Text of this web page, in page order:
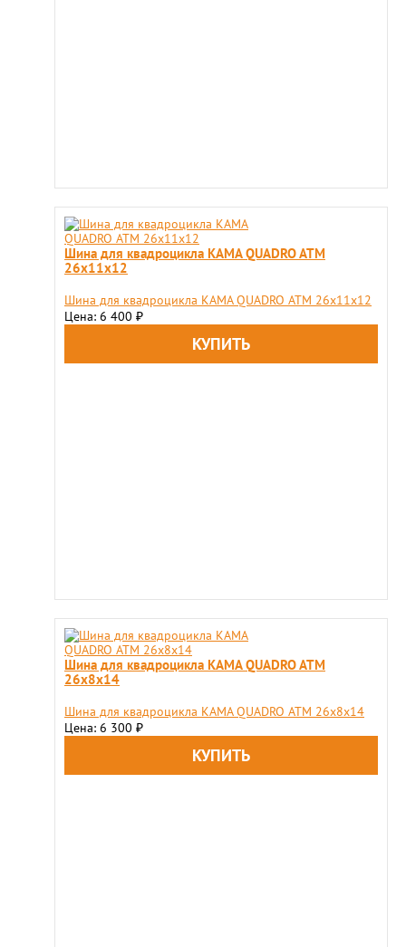
Шина для квадроцикла KAMA QUADRO ATM
26х11х12
Шина для квадроцикла KAMA QUADRO ATM 26х11х12
Цена: 6 400 ₽
Шина для квадроцикла KAMA QUADRO ATM
26х8х14
Шина для квадроцикла KAMA QUADRO ATM 26х8х14
Цена: 6 300 ₽